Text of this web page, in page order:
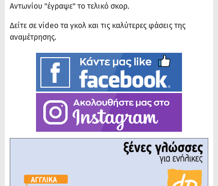
Αντωνίου "έγραψε" το τελικό σκορ.
Δείτε σε video τα γκολ και τις καλύτερες φάσεις της
αναμέτρησης.